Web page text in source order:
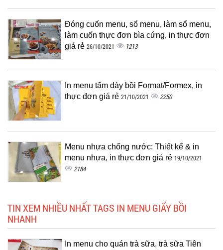
Đóng cuốn menu, sổ menu, làm sổ menu,
làm cuốn thực đơn bìa cứng, in thực đơn
giá rẻ 26/10/2021 1213
In menu tấm dày bồi Format/Formex, in
thực đơn giá rẻ 21/10/2021 2250
Menu nhựa chống nước: Thiết kế & in
menu nhựa, in thực đơn giá rẻ 19/10/2021
2184
TIN XEM NHIỀU NHẤT TAGS IN MENU GIẤY BỒI
NHANH
In menu cho quán trà sữa, trà sữa Tiên